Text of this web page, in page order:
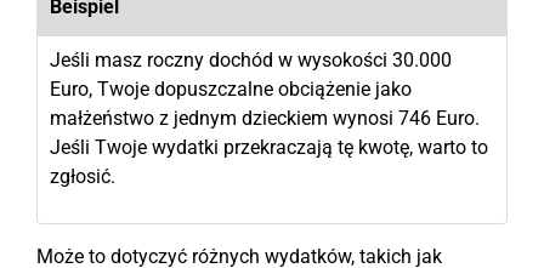
Beispiel
Jeśli masz roczny dochód w wysokości 30.000
Euro, Twoje dopuszczalne obciążenie jako
małżeństwo z jednym dzieckiem wynosi 746 Euro.
Jeśli Twoje wydatki przekraczają tę kwotę, warto to
zgłosić.
Może to dotyczyć różnych wydatków, takich jak